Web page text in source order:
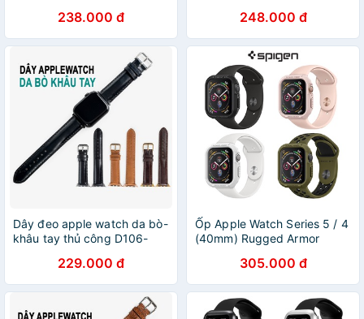
watch series 3 series 4
series 5
238.000 đ
series 3 series 4 series 5-Bụi
leather
248.000 đ
Dây đeo apple watch da bò-
khâu tay thủ công D106-
series 4 series 5-Bụi leather
229.000 đ
Ốp Apple Watch Series 5 / 4
(40mm) Rugged Armor
305.000 đ